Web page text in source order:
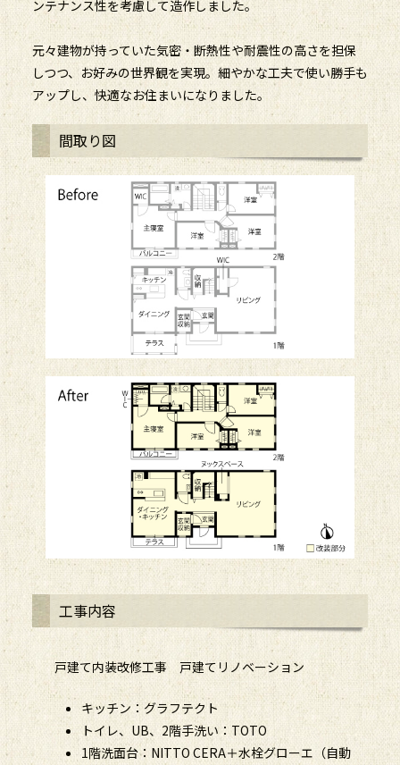
ンテナンス性を考慮して造作しました。
元々建物が持っていた気密・断熱性や耐震性の高さを担保
しつつ、お好みの世界観を実現。細やかな工夫で使い勝手も
アップし、快適なお住まいになりました。
間取り図
工事内容
戸建て内装改修工事 戸建てリノベーション
キッチン：グラフテクト
トイレ、UB、2階手洗い：TOTO
1階洗面台：NITTO CERA＋水栓グローエ（自動